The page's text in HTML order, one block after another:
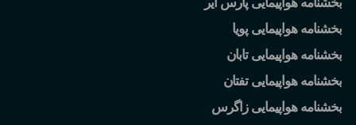
بخشنامه هواپیمایی پارس ایر
بخشنامه هواپیمایی پویا
بخشنامه هواپیمایی تابان
بخشنامه هواپیمایی تفتان
بخشنامه هواپیمایی زاگرس